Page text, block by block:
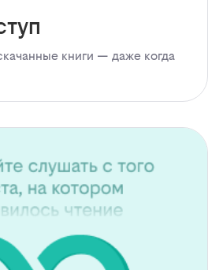
книги — даже когда